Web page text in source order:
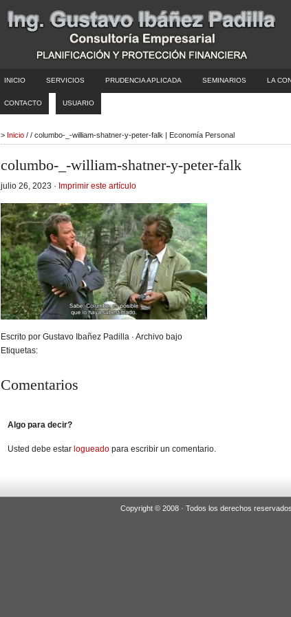
INICIO SERVICIOS PRUDENCIA APLICADA SEMINARIOS LA
CONTACTO USUARIO
> Inicio / / columbo-_-william-shatner-y-peter-falk | Economía Personal
columbo-_-william-shatner-y-peter-falk
julio 26, 2023 · Imprimir este artículo
Escrito por Gustavo Ibañez Padilla · Archivo bajo
Etiquetas:
Comentarios
Algo para decir?
Usted debe estar logueado para escribir un comentario.
Copyright © 2008 · Todos los derechos